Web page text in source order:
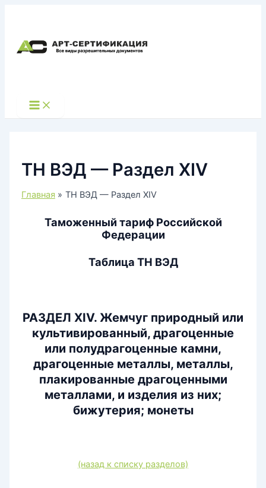
содержимому
Main
Menu
ТН ВЭД — Раздел XIV
Главная ТН ВЭД — Раздел XIV
Таможенный тариф Российской
Федерации
Таблица ТН ВЭД
РАЗДЕЛ ХIV. Жемчуг природный или
культивированный, драгоценные
или полудрагоценные камни,
драгоценные металлы, металлы,
плакированные драгоценными
металлами, и изделия из них;
бижутерия; монеты
(назад к списку разделов)